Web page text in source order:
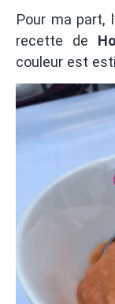
Pour ma part,
recette de
couleur est